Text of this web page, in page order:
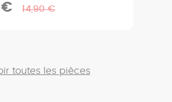
€ 14,90 €
toutes les pièces